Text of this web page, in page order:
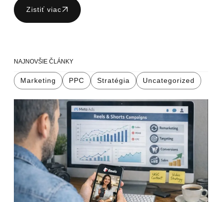
Zistiť viac
NAJNOVŠIE ČLÁNKY
Marketing PPC Stratégia Uncategorized